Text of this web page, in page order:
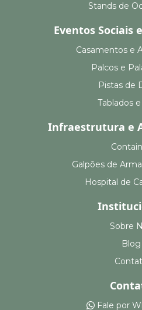
Stands de
Eventos Sociais
Casamentos e
Palcos e
Pistas de
Tablados
Infraestrutura e
Galpões de
Hospital de
Sobre
Blog
Fale por